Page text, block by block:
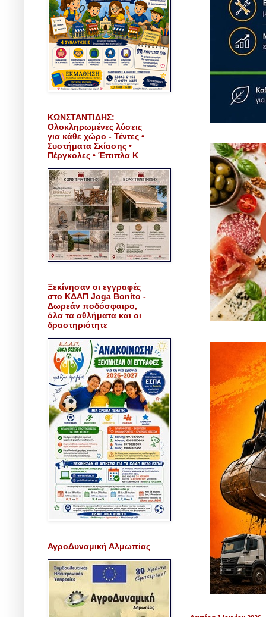
ΚΩΝΣΤΑΝΤΙΔΗΣ:
Ολοκληρωμένες λύσεις
για κάθε χώρο - Τέντες •
Συστήματα Σκίασης •
Πέργκολες • Έπιπλα Κ
Ξεκίνησαν οι εγγραφές
στο ΚΔΑΠ Joga Bonito -
Δωρεάν ποδόσφαιρο,
όλα τα αθλήματα και οι
δραστηριότητε
ΑγροΔυναμική Αλμωπίας